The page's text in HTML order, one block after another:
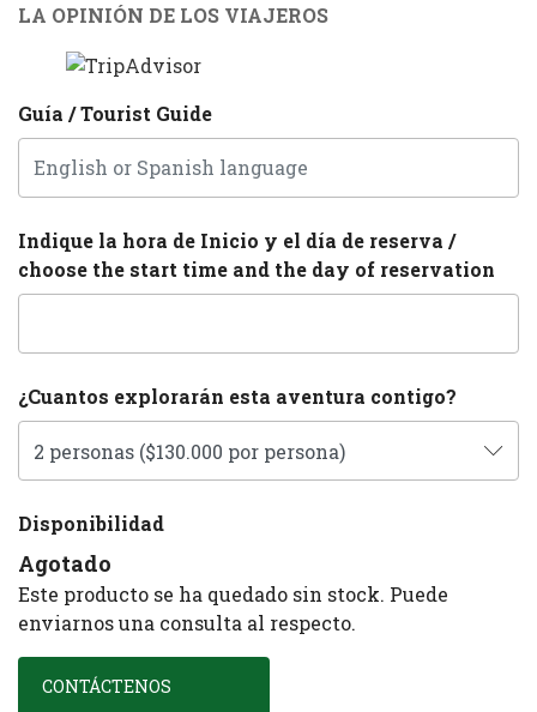
LA OPINIÓN DE LOS VIAJEROS
Guía / Tourist Guide
Indique la hora de Inicio y el día de reserva /
choose the start time and the day of reservation
¿Cuantos explorarán esta aventura contigo?
Disponibilidad
Agotado
Este producto se ha quedado sin stock. Puede
enviarnos una consulta al respecto.
CONTÁCTENOS